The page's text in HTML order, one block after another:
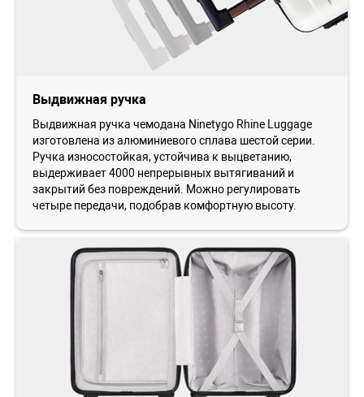
Выдвижная ручка
Выдвижная ручка чемодана Ninetygo Rhine Luggage
изготовлена из алюминиевого сплава шестой серии.
Ручка износостойкая, устойчива к выцветанию,
выдерживает 4000 непрерывных вытягиваний и
закрытий без повреждений. Можно регулировать
четыре передачи, подобрав комфортную высоту.